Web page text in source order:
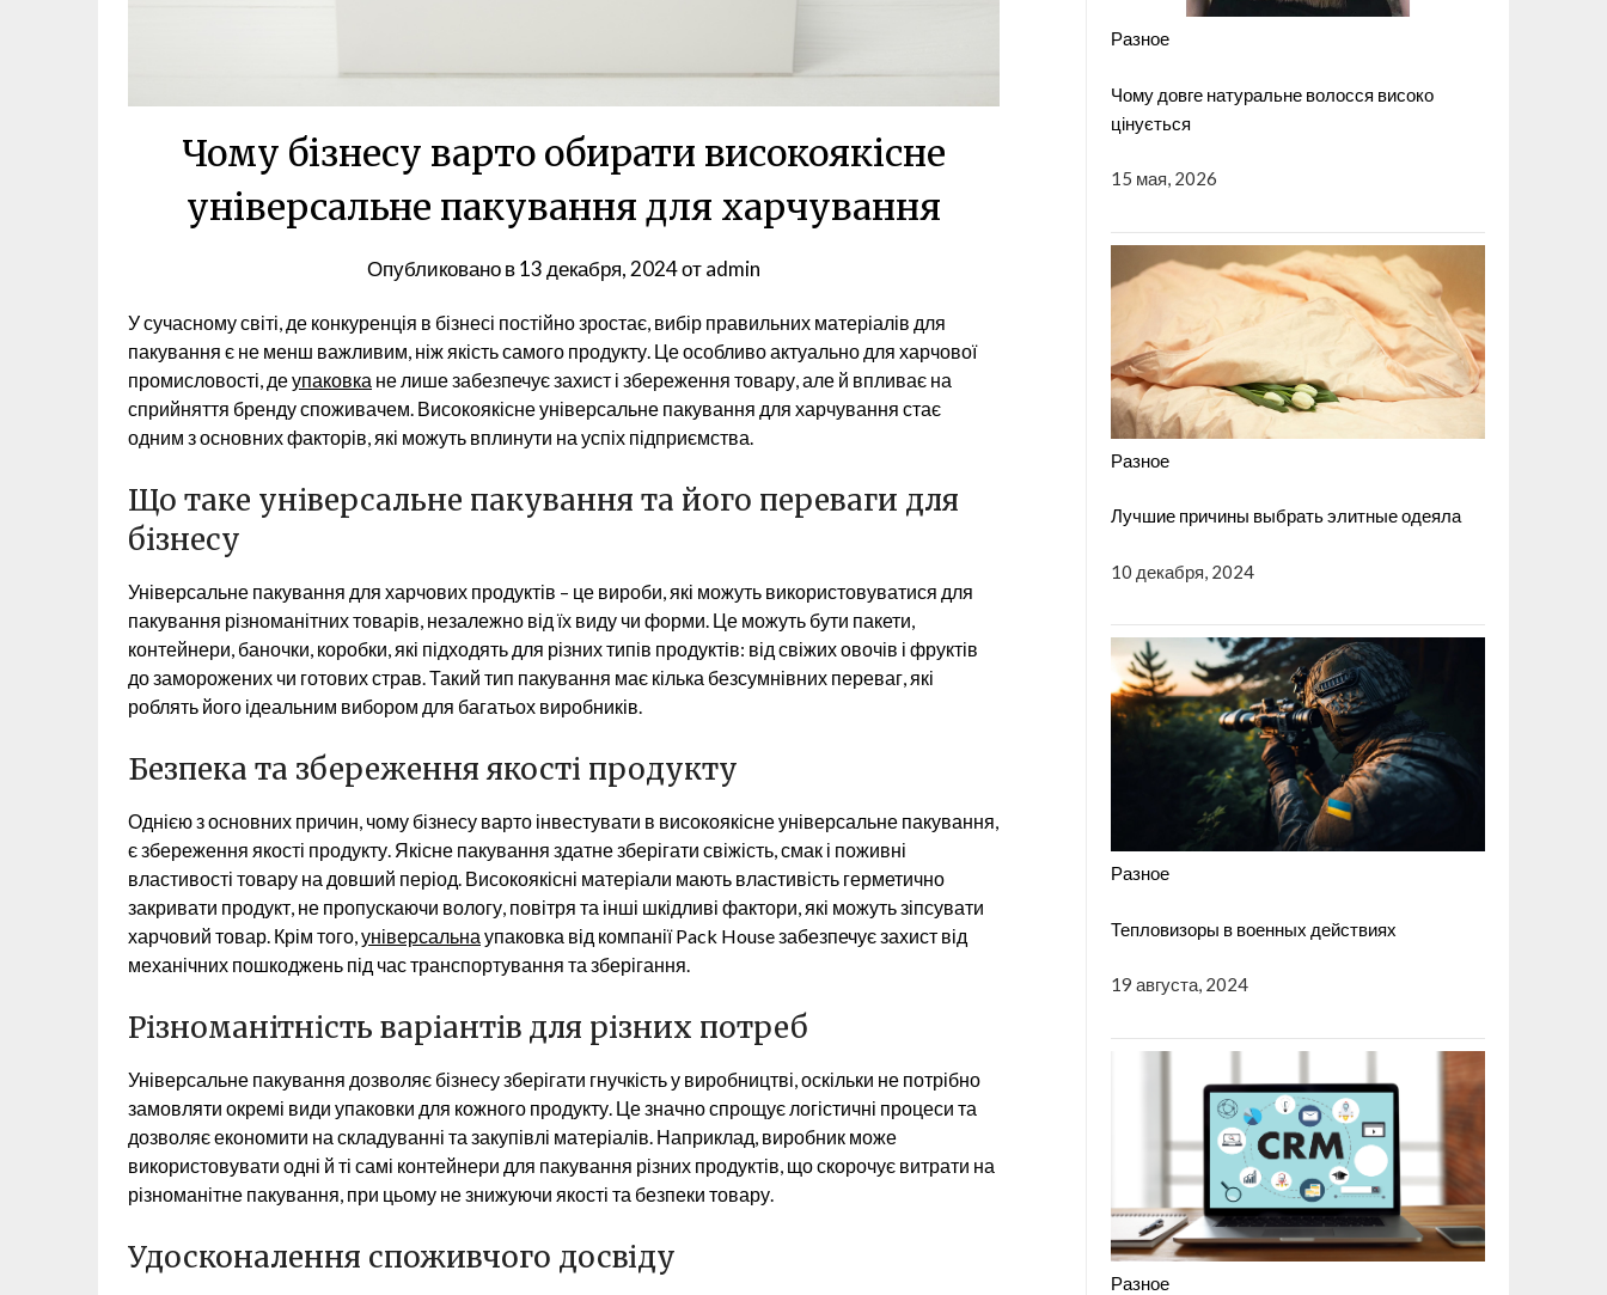
Чому бізнесу варто обирати високоякісне
універсальне пакування для харчування
Опубликовано в13 декабря, 2024отadmin
У сучасному світі, де конкуренція в бізнесі постійно зростає, вибір правильних матеріалів для
пакування є не менш важливим, ніж якість самого продукту. Це особливо актуально для харчової
промисловості, деупаковка не лише забезпечує захист і збереження товару, але й впливає на
сприйняття бренду споживачем. Високоякісне універсальне пакування для харчування стає
одним з основних факторів, які можуть вплинути на успіх підприємства.
Що таке універсальне пакування та його переваги для
бізнесу
Універсальне пакування для харчових продуктів – це вироби, які можуть використовуватися для
пакування різноманітних товарів, незалежно від їх виду чи форми. Це можуть бути пакети,
контейнери, баночки, коробки, які підходять для різних типів продуктів: від свіжих овочів і фруктів
до заморожених чи готових страв. Такий тип пакування має кілька безсумнівних переваг, які
роблять його ідеальним вибором для багатьох виробників.
Безпека та збереження якості продукту
Однією з основних причин, чому бізнесу варто інвестувати в високоякісне універсальне пакування,
є збереження якості продукту. Якісне пакування здатне зберігати свіжість, смак і поживні
властивості товару на довший період. Високоякісні матеріали мають властивість герметично
закривати продукт, не пропускаючи вологу, повітря та інші шкідливі фактори, які можуть зіпсувати
харчовий товар. Крім того, універсальна упаковка від компанії Pack House забезпечує захист від
механічних пошкоджень під час транспортування та зберігання.
Різноманітність варіантів для різних потреб
Універсальне пакування дозволяє бізнесу зберігати гнучкість у виробництві, оскільки не потрібно
замовляти окремі види упаковки для кожного продукту. Це значно спрощує логістичні процеси та
дозволяє економити на складуванні та закупівлі матеріалів. Наприклад, виробник може
використовувати одні й ті самі контейнери для пакування різних продуктів, що скорочує витрати на
різноманітне пакування, при цьому не знижуючи якості та безпеки товару.
Удосконалення споживчого досвіду
Разное
Чому довге натуральне волосся високо
цінується
15 мая, 2026
Разное
Лучшие причины выбрать элитные одеяла
10 декабря, 2024
Разное
Тепловизоры в военных действиях
19 августа, 2024
Разное